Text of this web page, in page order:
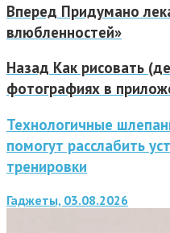
Вперед Придумано
влюбленностей»
Назад Как рисовать
фотографиях в
Технологичные
помогут расслабить
тренировки
Гаджеты, 03.08.2026